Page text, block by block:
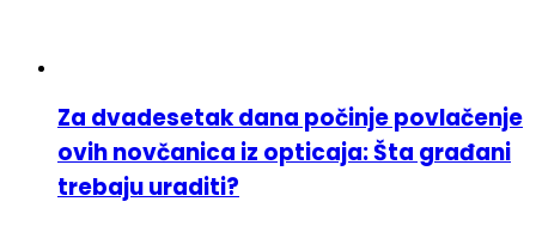
Za dvadesetak dana počinje povlačenje
ovih novčanica iz opticaja: Šta građani
trebaju uraditi?